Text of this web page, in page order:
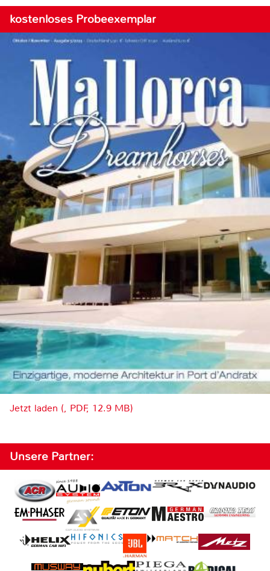
kostenloses Probeexemplar
Jetzt laden (, PDF, 12.9 MB)
Unsere Partner: